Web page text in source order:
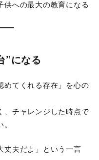
供への最大の教育になる
”になる
めてくれる存在」を心の
、チャレンジした時点で
丈夫だよ」という一言